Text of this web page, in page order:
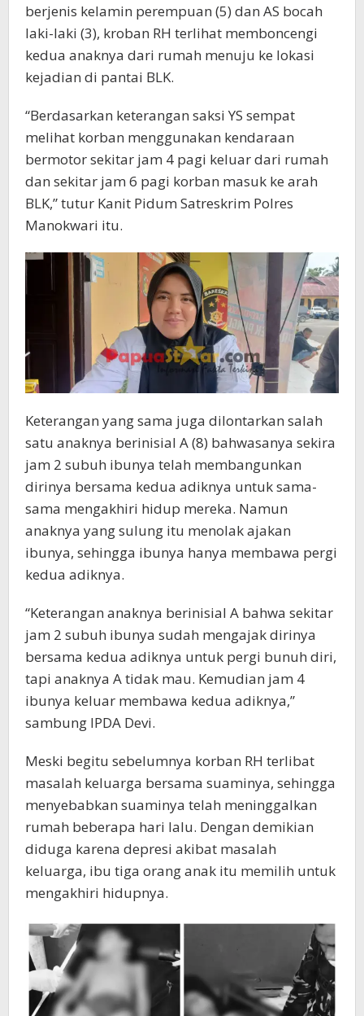
berjenis kelamin perempuan (5) dan AS bocah
laki-laki (3), kroban RH terlihat memboncengi
kedua anaknya dari rumah menuju ke lokasi
kejadian di pantai BLK.
“Berdasarkan keterangan saksi YS sempat
melihat korban menggunakan kendaraan
bermotor sekitar jam 4 pagi keluar dari rumah
dan sekitar jam 6 pagi korban masuk ke arah
BLK,” tutur Kanit Pidum Satreskrim Polres
Manokwari itu.
Keterangan yang sama juga dilontarkan salah
satu anaknya berinisial A (8) bahwasanya sekira
jam 2 subuh ibunya telah membangunkan
dirinya bersama kedua adiknya untuk sama-
sama mengakhiri hidup mereka. Namun
anaknya yang sulung itu menolak ajakan
ibunya, sehingga ibunya hanya membawa pergi
kedua adiknya.
“Keterangan anaknya berinisial A bahwa sekitar
jam 2 subuh ibunya sudah mengajak dirinya
bersama kedua adiknya untuk pergi bunuh diri,
tapi anaknya A tidak mau. Kemudian jam 4
ibunya keluar membawa kedua adiknya,”
sambung IPDA Devi.
Meski begitu sebelumnya korban RH terlibat
masalah keluarga bersama suaminya, sehingga
menyebabkan suaminya telah meninggalkan
rumah beberapa hari lalu. Dengan demikian
diduga karena depresi akibat masalah
keluarga, ibu tiga orang anak itu memilih untuk
mengakhiri hidupnya.